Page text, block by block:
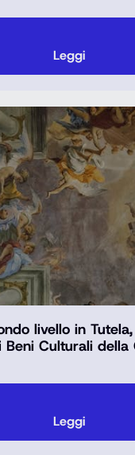
Leggi
livello in
Beni Culturali della
Leggi